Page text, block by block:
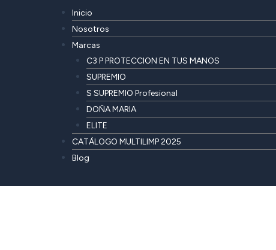
Inicio
Nosotros
Marcas
C3 P PROTECCION EN TUS MANOS
SUPREMIO
S SUPREMIO Profesional
DOÑA MARIA
ELITE
CATÁLOGO MULTILIMP 2025
Blog